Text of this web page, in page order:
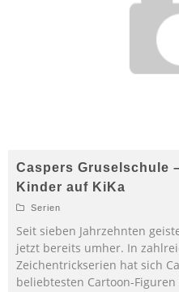
Caspers Gruselschule
Kinder auf KiKa
Serien
Seit sieben Jahrzehnten
jetzt bereits umher. In
Zeichentrickserien hat sich
beliebtesten Cartoon-